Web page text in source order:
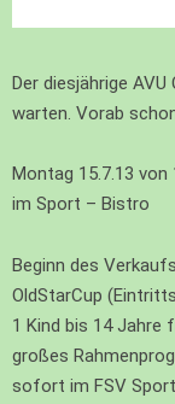
Der diesjährige
warten. Vorab
Montag 15.7.13
im Sport – Bistro
Beginn des
OldStarCup
1 Kind bis 14 Jahre
großes
sofort im FSV